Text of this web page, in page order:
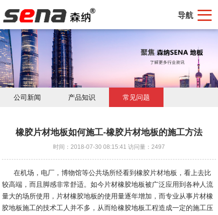
导航
公司新闻 产品知识 常见问题
橡胶片材地板如何施工-橡胶片材地板的施工方法
时间：2018-07-30 08:15:41 访问量：2497
在机场，电厂，博物馆等公共场所经看到橡胶片材地板，看上去比
较高端，而且脚感非常舒适。如今片材橡胶地板被广泛应用到各种人流
量大的场所使用，片材橡胶地板的使用量逐年增加，而专业从事片材橡
胶地板施工的技术工人并不多，从而给橡胶地板工程造成一定的施工压